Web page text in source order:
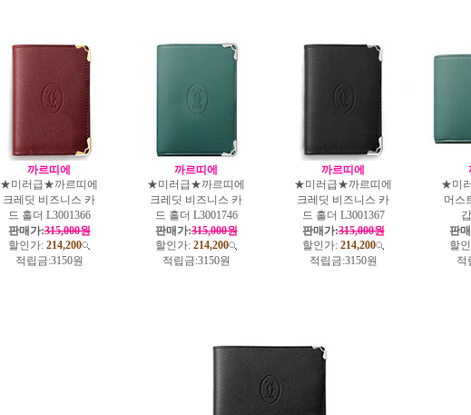
까르띠에
★미러급★까르띠에
크레딧 비즈니스 카
드 홀더 L3001366
판매가:315,000원
할인가: 214,200
적립금:3150원
까르띠에
★미러급★까르띠에
크레딧 비즈니스 카
드 홀더 L3001746
판매가:315,000원
할인가: 214,200
적립금:3150원
까르띠에
★미러급★까르띠에
크레딧 비즈니스 카
드 홀더 L3001367
판매가:315,000원
할인가: 214,200
적립금:3150원
★미
머스
판
할
적